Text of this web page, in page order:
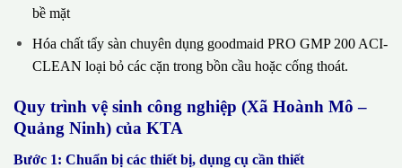
bề mặt
Hóa chất tẩy sàn chuyên dụng goodmaid PRO GMP 200 ACI-
CLEAN loại bỏ các cặn trong bồn cầu hoặc cống thoát.
Quy trình vệ sinh công nghiệp (Xã Hoành Mô –
Quảng Ninh) của KTA
Bước 1: Chuẩn bị các thiết bị, dụng cụ cần thiết